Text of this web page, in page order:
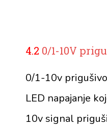
4.2 0/1-10V
0/1-10v
LED napajanje
10v signal